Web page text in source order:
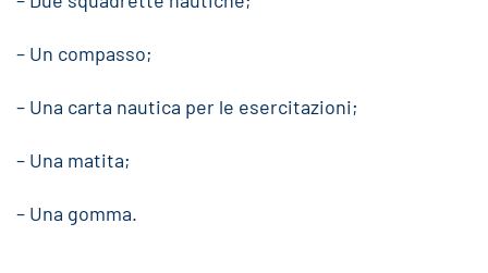
– Un compasso;
– Una carta nautica per le esercitazioni;
– Una matita;
– Una gomma.